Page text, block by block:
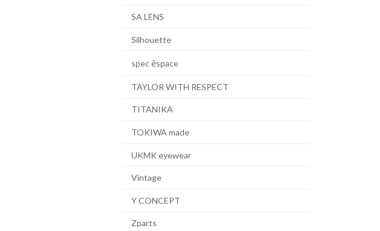
SA LENS
Silhouette
spec ēspace
TAYLOR WITH RESPECT
TITANIKA
TOKIWA made
UKMK eyewear
Vintage
Y CONCEPT
Zparts